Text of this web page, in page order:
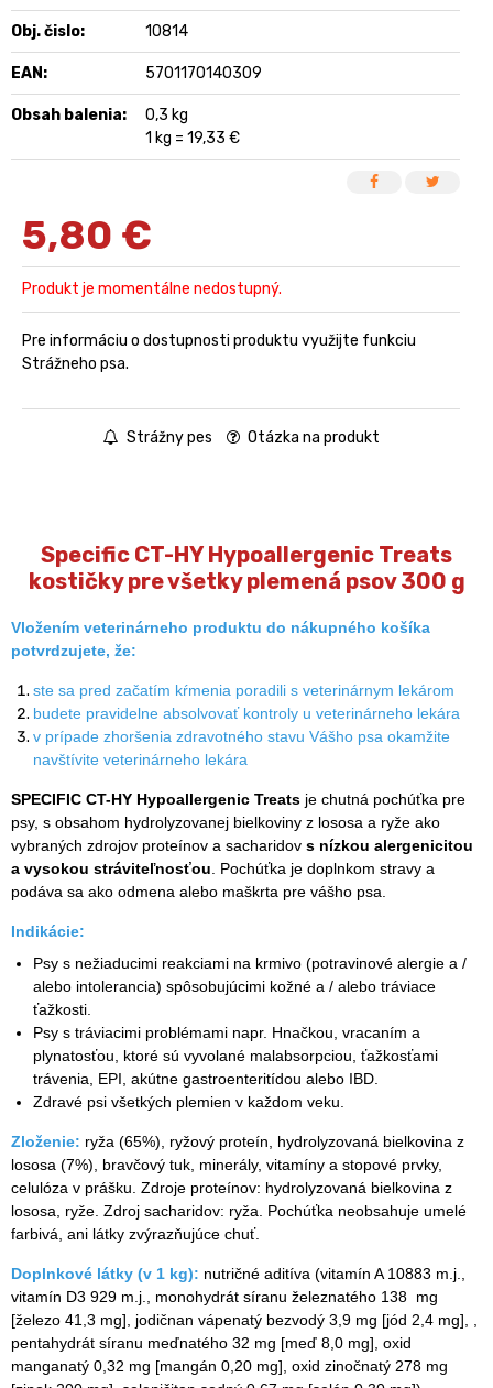
Obj. čislo: 10814
EAN: 5701170140309
Obsah balenia:
0,3 kg
1 kg = 19,33 €
5,80 €
Produkt je momentálne nedostupný.
Pre informáciu o dostupnosti produktu využijte funkciu
Strážneho psa.
Strážny pes Otázka na produkt
Specific CT-HY Hypoallergenic Treats
kostičky pre všetky plemená psov 300 g
Vložením veterinárneho produktu do nákupného košíka
potvrdzujete, že:
ste sa pred začatím kŕmenia poradili s veterinárnym lekárom
budete pravidelne absolvovať kontroly u veterinárneho lekára
v prípade zhoršenia zdravotného stavu Vášho psa okamžite
navštívite veterinárneho lekára
SPECIFIC CT-HY Hypoallergenic Treats je chutná pochúťka pre
psy, s obsahom hydrolyzovanej bielkoviny z lososa a ryže ako
vybraných zdrojov proteínov a sacharidov s nízkou alergenicitou
a vysokou stráviteľnosťou . Pochúťka je doplnkom stravy a
podáva sa ako odmena alebo maškrta pre vášho psa.
Indikácie:
Psy s nežiaducimi reakciami na krmivo (potravinové alergie a /
alebo intolerancia) spôsobujúcimi kožné a / alebo tráviace
ťažkosti.
Psy s tráviacimi problémami napr. Hnačkou, vracaním a
plynatosťou, ktoré sú vyvolané malabsorpciou, ťažkosťami
trávenia, EPI, akútne gastroenteritídou alebo IBD.
Zdravé psi všetkých plemien v každom veku.
Zloženie: ryža (65%), ryžový proteín, hydrolyzovaná bielkovina z
lososa (7%), bravčový tuk, minerály, vitamíny a stopové prvky,
celulóza v prášku. Zdroje proteínov: hydrolyzovaná bielkovina z
lososa, ryže. Zdroj sacharidov: ryža. Pochúťka neobsahuje umelé
farbivá, ani látky zvýrazňujúce chuť.
Doplnkové látky (v 1 kg): nutričné aditíva (vitamín A 10883 m.j.,
vitamín D3 929 m.j., monohydrát síranu železnatého 138 mg
[železo 41,3 mg], jodičnan vápenatý bezvodý 3,9 mg [jód 2,4 mg], ,
pentahydrát síranu meďnatého 32 mg [meď 8,0 mg], oxid
manganatý 0,32 mg [mangán 0,20 mg], oxid zinočnatý 278 mg